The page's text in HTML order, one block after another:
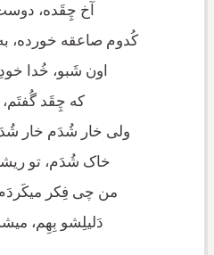
آخ چِقَده،
کُدوم صاعقه خورده،
اون شَبو، خُدا
که چِقَد گُفتَم،
ولی خار شُدَم خار
خاک شُدَم، تو ریشه
من چی فِکر میکَردَم
دَلیلِشو بِهِم،